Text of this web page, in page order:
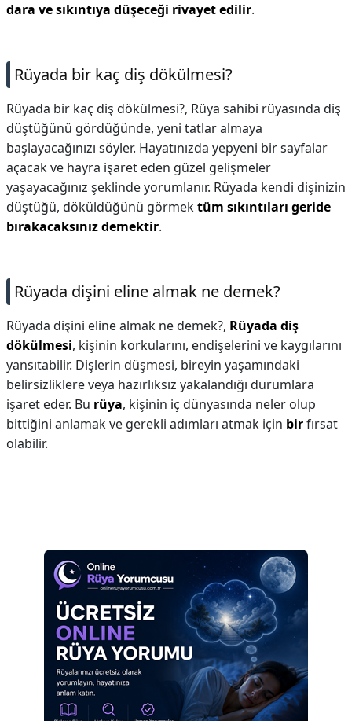
dara ve sıkıntıya düşeceği rivayet edilir.
Rüyada bir kaç diş dökülmesi?
Rüyada bir kaç diş dökülmesi?, Rüya sahibi rüyasında diş
düştüğünü gördüğünde, yeni tatlar almaya
başlayacağınızı söyler. Hayatınızda yepyeni bir sayfalar
açacak ve hayra işaret eden güzel gelişmeler
yaşayacağınız şeklinde yorumlanır. Rüyada kendi dişinizin
düştüğü, döküldüğünü görmektüm sıkıntıları geride
bırakacaksınız demektir.
Rüyada dişini eline almak ne demek?
Rüyada dişini eline almak ne demek?, Rüyada diş
dökülmesi, kişinin korkularını, endişelerini ve kaygılarını
yansıtabilir. Dişlerin düşmesi, bireyin yaşamındaki
belirsizliklere veya hazırlıksız yakalandığı durumlara
işaret eder. Bu rüya, kişinin iç dünyasında neler olup
bittiğini anlamak ve gerekli adımları atmak için birfırsat
olabilir.